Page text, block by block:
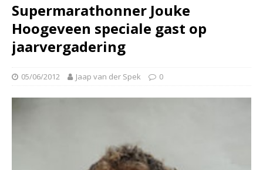
Supermarathonner Jouke
Hoogeveen speciale gast op
jaarvergadering
05/06/2012 Jaap van der Spek 0